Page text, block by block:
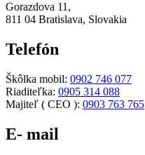
Gorazdova 11,
811 04 Bratislava, Slovakia
Telefón
Škôlka mobil: 0902 746 077
Riaditeľka: 0905 314 088
Majiteľ ( CEO ): 0903 763 765
E- mail